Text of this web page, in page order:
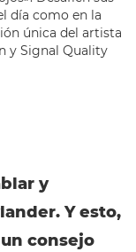
y
Y esto,
consejo